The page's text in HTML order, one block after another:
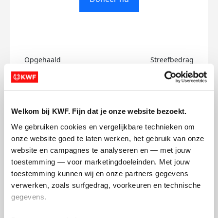
Welkom bij KWF. Fijn dat je onze website bezoekt.
We gebruiken cookies en vergelijkbare technieken om
onze website goed te laten werken, het gebruik van onze
website en campagnes te analyseren en — met jouw
toestemming — voor marketingdoeleinden. Met jouw
toestemming kunnen wij en onze partners gegevens
verwerken, zoals surfgedrag, voorkeuren en technische
gegevens.
Opgehaald
€0
Streefbedrag
€500
Ties's badges